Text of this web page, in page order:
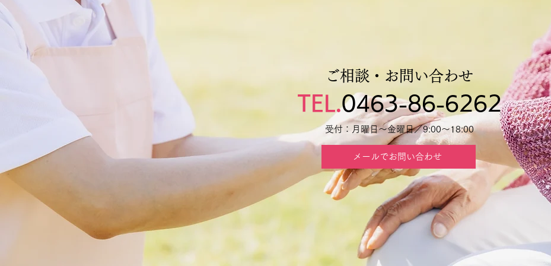
ご相談・お問い合わせ
TEL.0463-86-6262
受付：月曜日～金曜日／9:00～18:00
メールでお問い合わせ